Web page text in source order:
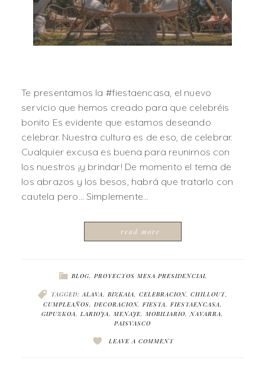
Te presentamos la #fiestaencasa, el nuevo
servicio que hemos creado para que celebréis
bonito Es evidente que estamos deseando
celebrar. Nuestra cultura es de eso, de celebrar.
Cualquier excusa es buena para reunirnos con
los nuestros ¡y brindar! De momento el tema de
los abrazos y los besos, habrá que tratarlo con
cautela pero… Simplemente…
read more
BLOG, PROYECTOS MESA PRESIDENCIAL
TAGGED:ALAVA, BIZKAIA, CELEBRACION, CHILLOUT,
CUMPLEAÑOS, DECORACION, FIESTA, FIESTAENCASA,
GIPUZKOA, LARIOJA, MENAJE, MOBILIARIO,NAVARRA,
PAISVASCO
LEAVE A COMMENT